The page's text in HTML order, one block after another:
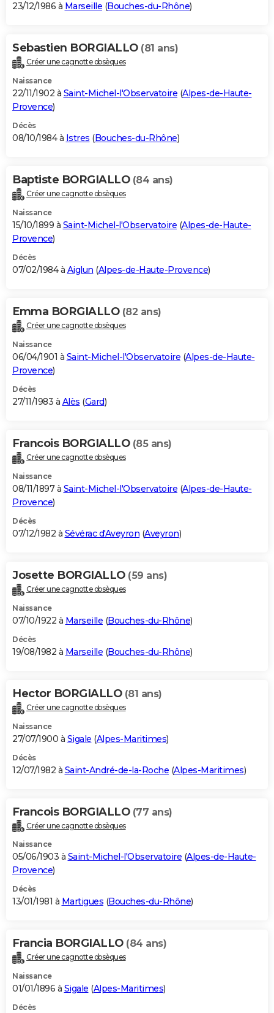
23/12/1986 à Marseille (Bouches-du-Rhône)
Sebastien BORGIALLO (81 ans)
Créer une cagnotte obsèques
Naissance
22/11/1902 à Saint-Michel-l'Observatoire (Alpes-de-Haute-
Provence)
Décès
08/10/1984 à Istres (Bouches-du-Rhône)
Baptiste BORGIALLO (84 ans)
Créer une cagnotte obsèques
Naissance
15/10/1899 à Saint-Michel-l'Observatoire (Alpes-de-Haute-
Provence)
Décès
07/02/1984 à Aiglun (Alpes-de-Haute-Provence)
Emma BORGIALLO (82 ans)
Créer une cagnotte obsèques
Naissance
06/04/1901 à Saint-Michel-l'Observatoire (Alpes-de-Haute-
Provence)
Décès
27/11/1983 à Alès (Gard)
Francois BORGIALLO (85 ans)
Créer une cagnotte obsèques
Naissance
08/11/1897 à Saint-Michel-l'Observatoire (Alpes-de-Haute-
Provence)
Décès
07/12/1982 à Sévérac d'Aveyron (Aveyron)
Josette BORGIALLO (59 ans)
Créer une cagnotte obsèques
Naissance
07/10/1922 à Marseille (Bouches-du-Rhône)
Décès
19/08/1982 à Marseille (Bouches-du-Rhône)
Hector BORGIALLO (81 ans)
Créer une cagnotte obsèques
Naissance
27/07/1900 à Sigale (Alpes-Maritimes)
Décès
12/07/1982 à Saint-André-de-la-Roche (Alpes-Maritimes)
Francois BORGIALLO (77 ans)
Créer une cagnotte obsèques
Naissance
05/06/1903 à Saint-Michel-l'Observatoire (Alpes-de-Haute-
Provence)
Décès
13/01/1981 à Martigues (Bouches-du-Rhône)
Francia BORGIALLO (84 ans)
Créer une cagnotte obsèques
Naissance
01/01/1896 à Sigale (Alpes-Maritimes)
Décès